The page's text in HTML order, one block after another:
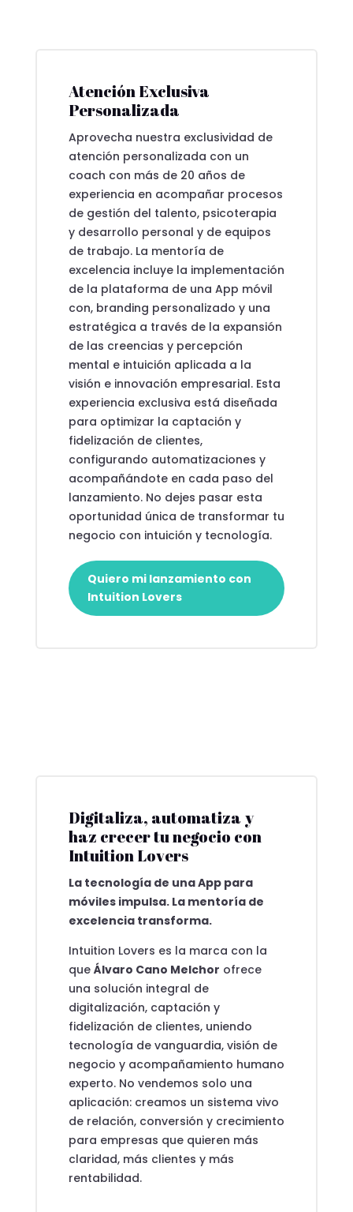
Atención Exclusiva
Personalizada
Aprovecha nuestra exclusividad de
atención personalizada con un
coach con más de 20 años de
experiencia en acompañar procesos
de gestión del talento, psicoterapia
y desarrollo personal y de equipos
de trabajo. La mentoría de
excelencia incluye la implementación
de la plataforma de una App móvil
con, branding personalizado y una
estratégica a través de la expansión
de las creencias y percepción
mental e intuición aplicada a la
visión e innovación empresarial. Esta
experiencia exclusiva está diseñada
para optimizar la captación y
fidelización de clientes,
configurando automatizaciones y
acompañándote en cada paso del
lanzamiento. No dejes pasar esta
oportunidad única de transformar tu
negocio con intuición y tecnología.
Quiero mi lanzamiento con
Intuition Lovers
Digitaliza, automatiza y
haz crecer tu negocio con
Intuition Lovers
La tecnología de una App para
móviles impulsa. La mentoría de
excelencia transforma.
Intuition Lovers es la marca con la
que Álvaro Cano Melchor ofrece
una solución integral de
digitalización, captación y
fidelización de clientes, uniendo
tecnología de vanguardia, visión de
negocio y acompañamiento humano
experto. No vendemos solo una
aplicación: creamos un sistema vivo
de relación, conversión y crecimiento
para empresas que quieren más
claridad, más clientes y más
rentabilidad.